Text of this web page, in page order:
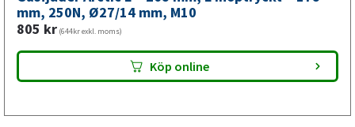
mm,
M10
mängd
mm, 250N, Ø27/14 mm, M10
805 kr (644kr exkl. moms)
Köp online